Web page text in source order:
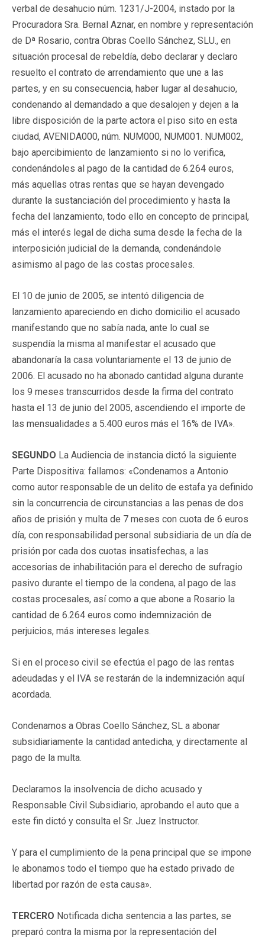
verbal de desahucio núm. 1231/J-2004, instado por la
Procuradora Sra. Bernal Aznar, en nombre y representación
de Dª Rosario, contra Obras Coello Sánchez, SLU., en
situación procesal de rebeldía, debo declarar y declaro
resuelto el contrato de arrendamiento que une a las
partes, y en su consecuencia, haber lugar al desahucio,
condenando al demandado a que desalojen y dejen a la
libre disposición de la parte actora el piso sito en esta
ciudad, AVENIDA000, núm. NUM000, NUM001. NUM002,
bajo apercibimiento de lanzamiento si no lo verifica,
condenándoles al pago de la cantidad de 6.264 euros,
más aquellas otras rentas que se hayan devengado
durante la sustanciación del procedimiento y hasta la
fecha del lanzamiento, todo ello en concepto de principal,
más el interés legal de dicha suma desde la fecha de la
interposición judicial de la demanda, condenándole
asimismo al pago de las costas procesales.
El 10 de junio de 2005, se intentó diligencia de
lanzamiento apareciendo en dicho domicilio el acusado
manifestando que no sabía nada, ante lo cual se
suspendía la misma al manifestar el acusado que
abandonaría la casa voluntariamente el 13 de junio de
2006. El acusado no ha abonado cantidad alguna durante
los 9 meses transcurridos desde la firma del contrato
hasta el 13 de junio del 2005, ascendiendo el importe de
las mensualidades a 5.400 euros más el 16% de IVA».
SEGUNDO La Audiencia de instancia dictó la siguiente
Parte Dispositiva: fallamos: «Condenamos a Antonio
como autor responsable de un delito de estafa ya definido
sin la concurrencia de circunstancias a las penas de dos
años de prisión y multa de 7 meses con cuota de 6 euros
día, con responsabilidad personal subsidiaria de un día de
prisión por cada dos cuotas insatisfechas, a las
accesorias de inhabilitación para el derecho de sufragio
pasivo durante el tiempo de la condena, al pago de las
costas procesales, así como a que abone a Rosario la
cantidad de 6.264 euros como indemnización de
perjuicios, más intereses legales.
Si en el proceso civil se efectúa el pago de las rentas
adeudadas y el IVA se restarán de la indemnización aquí
acordada.
Condenamos a Obras Coello Sánchez, SL a abonar
subsidiariamente la cantidad antedicha, y directamente al
pago de la multa.
Declaramos la insolvencia de dicho acusado y
Responsable Civil Subsidiario, aprobando el auto que a
este fin dictó y consulta el Sr. Juez Instructor.
Y para el cumplimiento de la pena principal que se impone
le abonamos todo el tiempo que ha estado privado de
libertad por razón de esta causa».
TERCERO Notificada dicha sentencia a las partes, se
preparó contra la misma por la representación del